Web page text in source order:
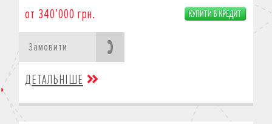
от 340’000 грн.
Замовити
ДЕТАЛЬНІШЕ